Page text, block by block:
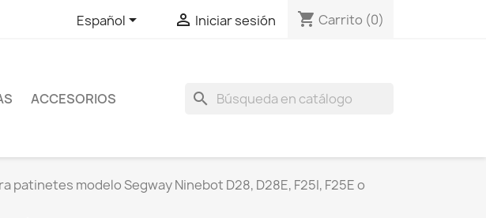
Español  Iniciar sesión shopping_cart Carrito (0)
ACCESORIOS search
patinetes modelo Segway Ninebot D28, D28E, F25I, F25E o